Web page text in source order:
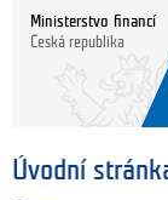
Ministerstvo financí
Česká republika
Úvodní